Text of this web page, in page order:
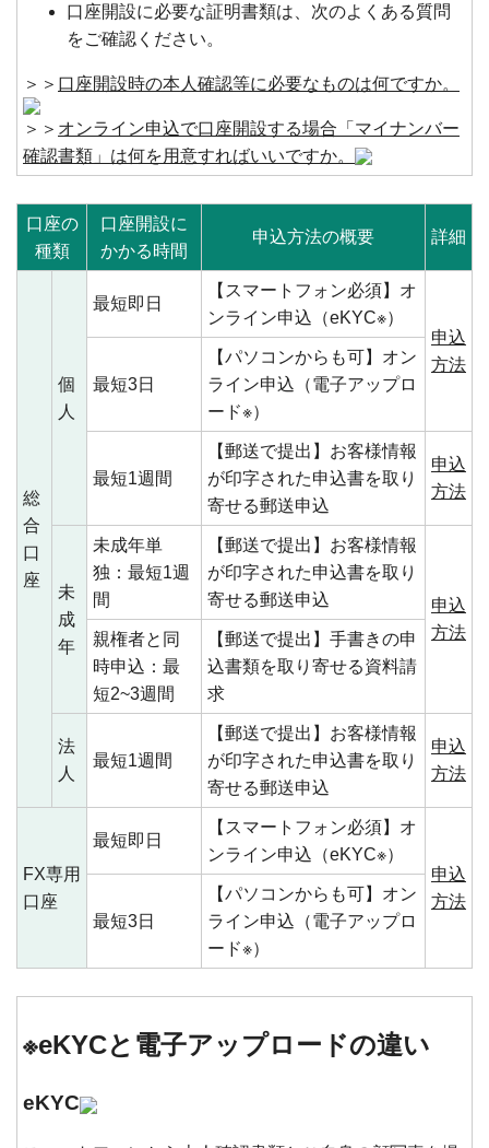
口座開設に必要な証明書類は、次のよくある質問
をご確認ください。
＞＞ 口座開設時の本人確認等に必要なものは何ですか。
＞＞ オンライン申込で口座開設する場合「マイナンバー
確認書類」は何を用意すればいいですか。
口座の
種類
口座開設に
かかる時間
申込方法の概要 詳細
総
合
口
座
個
人
最短即日
【スマートフォン必須】オ
ンライン申込（eKYC※）
申込
方法
最短3日
【パソコンからも可】オン
ライン申込（電子アップロ
ード※）
最短1週間
【郵送で提出】お客様情報
が印字された申込書を取り
寄せる郵送申込
申込
方法
未
成
年
未成年単
独：最短1週
間
【郵送で提出】お客様情報
が印字された申込書を取り
寄せる郵送申込
申込
方法
親権者と同
時申込：最
短2~3週間
【郵送で提出】手書きの申
込書類を取り寄せる資料請
求
法
人
最短1週間
【郵送で提出】お客様情報
が印字された申込書を取り
寄せる郵送申込
申込
方法
FX専用
口座
最短即日
【スマートフォン必須】オ
ンライン申込（eKYC※）
申込
方法
最短3日
【パソコンからも可】オン
ライン申込（電子アップロ
ード※）
※eKYCと電子アップロードの違い
eKYC